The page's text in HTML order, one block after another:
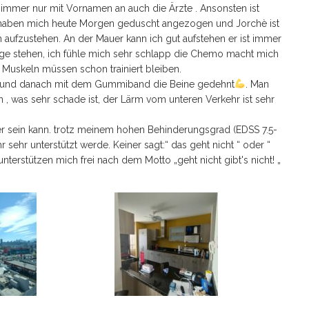
nur mit Vornamen an auch die Ärzte . Ansonsten ist
mich heute Morgen geduscht angezogen und Jorchè ist
An der Mauer kann ich gut aufstehen er ist immer
stehen, ich fühle mich sehr schlapp die Chemo macht mich
müssen schon trainiert bleiben.
danach mit dem Gummiband die Beine gedehnt
. Man
was sehr schade ist, der Lärm vom unteren Verkehr ist sehr
kann. trotz meinem hohen Behinderungsgrad (EDSS 7.5-
unterstützt werde. Keiner sagt:“ das geht nicht “ oder “
mich frei nach dem Motto „geht nicht gibt's nicht! „